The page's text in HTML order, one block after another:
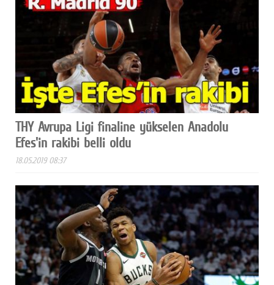
THY Avrupa Ligi finaline yükselen Anadolu
Efes'in rakibi belli oldu
18.05.2019 08:37